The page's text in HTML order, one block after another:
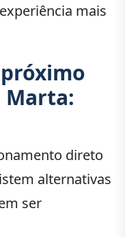
mais
Marta:
direto
alternativas
ser